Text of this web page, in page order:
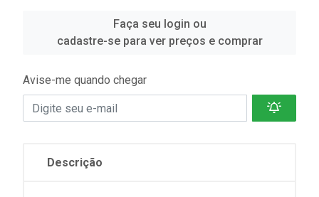
Faça seu login ou
cadastre-se para ver preços e comprar
Avise-me quando chegar
Descrição